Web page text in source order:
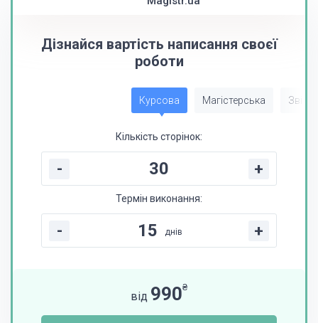
Дізнайся вартість написання своєї
роботи
Курсова Магістерська Звіт
Кількість сторінок:
- +
Термін виконання:
- днів +
від 990₴